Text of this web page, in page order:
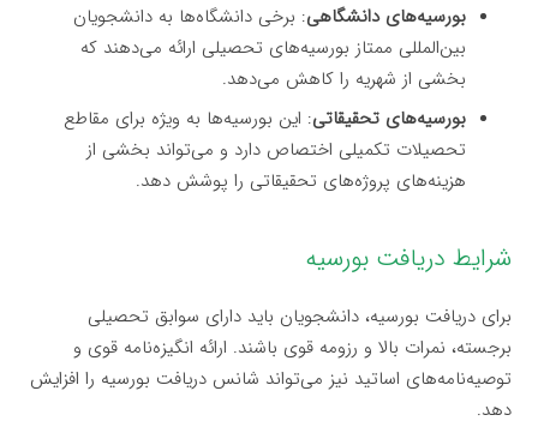
بورسیه‌های دانشگاهی: برخی دانشگاه‌ها به دانشجویان
بین‌المللی ممتاز بورسیه‌های تحصیلی ارائه می‌دهند که
بخشی از شهریه را کاهش می‌دهد.
بورسیه‌های تحقیقاتی: این بورسیه‌ها به ویژه برای مقاطع
تحصیلات تکمیلی اختصاص دارد و می‌تواند بخشی از
هزینه‌های پروژه‌های تحقیقاتی را پوشش دهد.
شرایط دریافت بورسیه
برای دریافت بورسیه، دانشجویان باید دارای سوابق تحصیلی
برجسته، نمرات بالا و رزومه قوی باشند. ارائه انگیزه‌نامه قوی و
توصیه‌نامه‌های اساتید نیز می‌تواند شانس دریافت بورسیه را افزایش
دهد.